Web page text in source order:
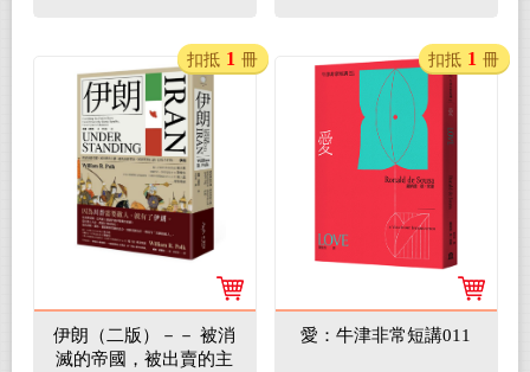
伊朗（二版）－－ 被消
滅的帝國，被出賣的主
扣抵 1 冊
愛：牛津非常短講011
扣抵 1 冊